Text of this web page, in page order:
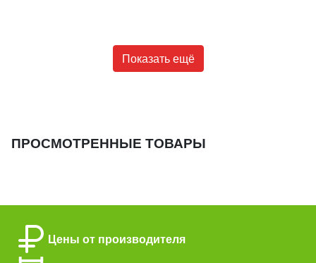
Показать ещё
ПРОСМОТРЕННЫЕ ТОВАРЫ
Цены от производителя